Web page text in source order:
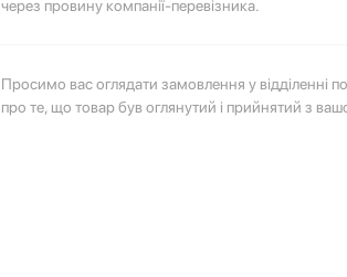
через провину компанії-перевізника.
Просимо вас оглядати замовлення у відділенні
про те, що товар був оглянутий і прийнятий з